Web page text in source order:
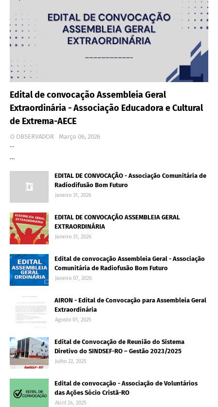
Edital de convocação Assembleia Geral
Extraordinária - Associação Educadora e Cultural
de Extrema-AECE
O OBSERVADOR
Março 06, 2026
…
…
EDITAL DE CONVOCAÇÃO - Associação Comunitária de
Radiodifusão Bom Futuro
Janeiro 31, 2026
EDITAL DE CONVOCAÇÃO ASSEMBLEIA GERAL
EXTRAORDINÁRIA
Janeiro 31, 2026
Edital de convocação Assembleia Geral - Associação
Comunitária de Radiofusão Bom Futuro
Janeiro 07, 2026
AIRON - Edital de Convocação para Assembleia Geral
Extraordinária
Agosto 01, 2025
Edital de Convocação de Reunião do Sistema
Diretivo do SINDSEF-RO – Gestão 2023/2025
Julho 22, 2025
Edital de convocação - Associação de Voluntários
das Ações Sócio Cristã-RO
Abril 24, 2025